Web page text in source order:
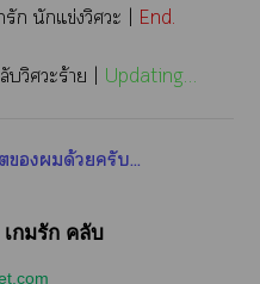
ก นักแข่งวิศวะ | End.
บวิศวะร้าย | Updating…
ด้วยครับ…